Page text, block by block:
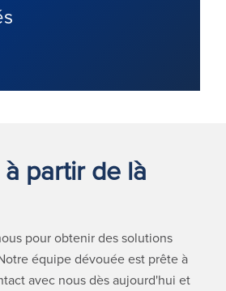
partir de là
pour obtenir des solutions
équipe dévouée est prête à
avec nous dès aujourd'hui et